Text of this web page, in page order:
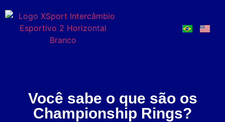
Você sabe o que são os
Championship Rings?